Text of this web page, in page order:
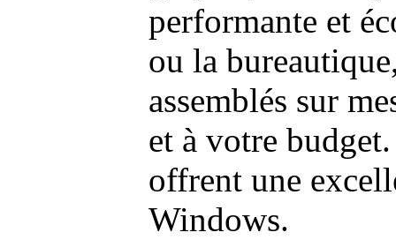
performante et
ou la
assemblés sur
et à votre
offrent une
Windows.